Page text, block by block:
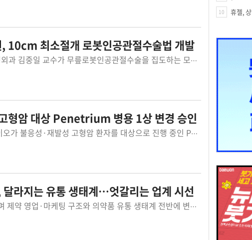
10cm 최소절개 로봇인공관절수술법 개발
한림대학교강남성심병원 정형외과 김중일 교수가 무릎로봇인공관절수술을 집도하는 모습. ©한림대의료원한림대학교강남성심병원 정형외과 김중일 교수팀(김중...
형암 대상 Penetrium 병용 1상 변경 승인
코스닥 상장사 페니트리움바이오가 불응성·재발성 고형암 환자를 대상으로 진행 중인 Penetrium(페니트리움) 병용요법 임상 1상 시험계획 변경 승인을 받았다...
라지는 유통 생태계…엇갈리는 업계 시선
CSO 시장이 1만 곳을 넘어서며 제약 영업·마케팅 구조와 의약품 유통 생태계 전반에 변화가 나타나고 있다. ©AI 생성 이미지의약품 판촉영업자(CSO) 참여 업...
10